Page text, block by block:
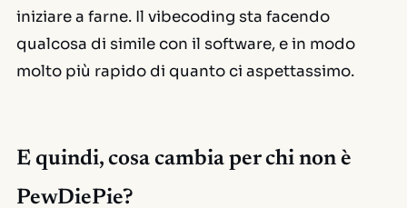
iniziare a farne. Il vibecoding sta facendo
qualcosa di simile con il software, e in modo
molto più rapido di quanto ci aspettassimo.
E quindi, cosa cambia per chi non è
PewDiePie?